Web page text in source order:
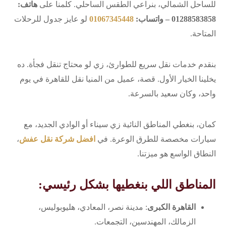
للساحل الشمالي، بنراعي الطقس الساحلي. كلمنا على هاتف:
01288583858 – واتساب:
01067345448 لو عايز جدول للرحلات
المتاحة.
بنقدم خدمات نقل سريع للطوارئ، زي لو محتاج تنقل فجأة. ده
يخلينا الخيار الأول. قصة، عميل من المنيا نقل للقاهرة في يوم
واحد، وكان سعيد بالسرعة.
كمان، بنغطي المناطق النائية زي سيناء أو الوادي الجديد، مع
سيارات مخصصة للطرق الوعرة. في افضل شركة نقل عفش،
النطاق الواسع هو ميزتنا.
المناطق اللي بنغطيها بشكل رئيسي:
القاهرة الكبرى: مدينة نصر، المعادي، هليوبوليس،
الزمالك، المهندسين، التجمعات.